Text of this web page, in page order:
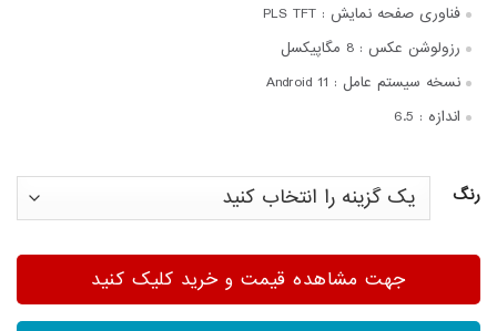
فناوری صفحه‌ نمایش : PLS TFT
رزولوشن عکس : 8 مگاپیکسل
نسخه سیستم عامل : Android 11
اندازه : 6.5
رنگ
جهت مشاهده قیمت و خرید کلیک کنید